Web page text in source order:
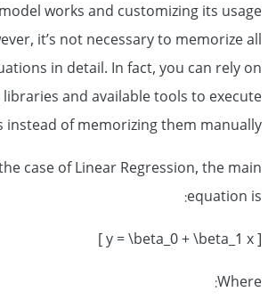
works and customizing its usage
it’s not necessary to memorize all
in detail. In fact, you can rely on
and available tools to execute
instead of memorizing them manually.
case of Linear Regression, the main
equation is:
[ y = \beta_0 + \beta_1 x ]
Where: